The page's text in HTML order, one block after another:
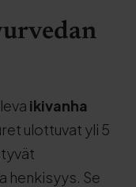
ikivanha
ulottuvat yli 5
henkisyys. Se